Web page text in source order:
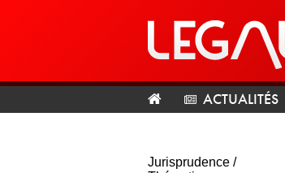
ACTUALITÉS
Jurisprudence /